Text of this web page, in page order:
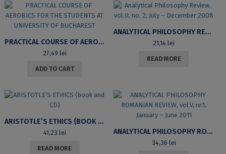
PRACTICAL COURSE OF AEROBICS FOR THE STUDENTS AT UNIVERSITY OF BUCHAREST
27,49 lei
ADD TO CART
ANALYTICAL PHILOSOPHY REVIEW, VOL.II, NO. 2, JULY – DECEMBER 2008
21,14lei
READ MORE
ARISTOTLE’S ETHICS (BOOK AND CD)
41,23 lei
READ MORE
ANALYTICAL PHILOSOPHY ROMANIAN REVIEW, VOL.V, NR.1, JANUARY – JUNE 2011
34,36 lei